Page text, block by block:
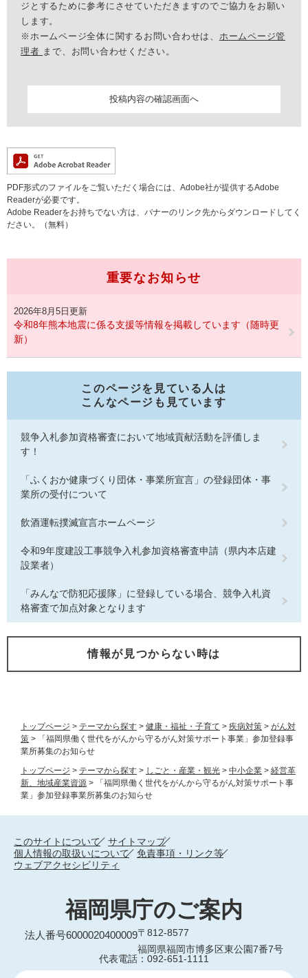
トップページ > テーマから探す > 健康・福祉・子育て > 疾病対策 > がん対
策 >
「福岡県働く世代をがんから守るがん対策サポート事業」参加登録事
業所募集のお知らせ
トップページ > テーマから探す > しごと・産業・観光 > 中小企業 > 経営革
新、地域産業資源 >
「福岡県働く世代をがんから守るがん対策サポート事
業」参加登録事業所募集のお知らせ
ジとするために参考にさせていただきますのでご協力をお願い
します。
※ホームページ全体に関するお問い合わせは、 ホームページ管
理者 まで、お問い合わせください。
PDF形式のファイルをご覧いただく場合には、Adobe社が提供するAdobe
Readerが必要です。
Adobe Readerをお持ちでない方は、バナーのリンク先からダウンロードしてく
ださい。（無料）
重要なお知らせ
2026年8月5日更新
令和8年熊本地震に係る支援等情報を掲載しています（随時更
新）
このページを見ている人は
こんなページも見ています
競争入札参加資格審査において地域貢献活動を評価しま
す！
「ふくおか健康づくり団体・事業所宣言」の登録団体・事
業所の受付について
飲酒運転撲滅宣言ホームページ
令和9年度建設工事競争入札参加資格審査申請（県内本店建
設業者）
「みんなで防犯応援隊」に登録している場合、競争入札資
格審査で加点対象となります
情報が見つからない時は
このサイトについて
サイトマップ
個人情報の取扱いについて
免責事項・リンク等
ウェブアクセシビリティ
福岡県庁のご案内
法人番号6000020400009〒812-8577
福岡県福岡市博多区東公園7番7号
代表電話：092-651-1111